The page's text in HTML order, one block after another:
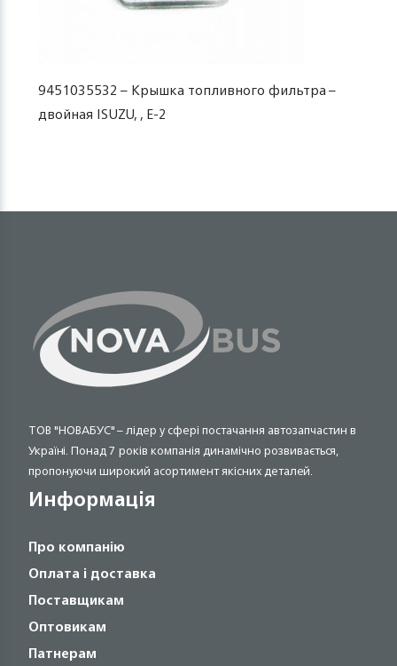
9451035532 – Крышка топливного фильтра –
двойная ISUZU, , Е-2
ТОВ "НОВАБУС" – лідер у сфері постачання автозапчастин в
Україні. Понад 7 років компанія динамічно розвивається,
пропонуючи широкий асортимент якісних деталей.
Информація
Про компанію
Оплата і доставка
Поставщикам
Оптовикам
Патнерам